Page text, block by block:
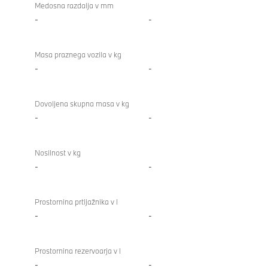
Medosna razdalja v mm
- -
Masa praznega vozila v kg
- -
Dovoljena skupna masa v kg
- -
Nosilnost v kg
- -
Prostornina prtljažnika v l
- -
Prostornina rezervoarja v l
- -